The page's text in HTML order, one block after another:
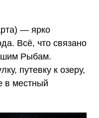
— ярко
Всё, что связано
Рыбам.
путевку к озеру,
в местный